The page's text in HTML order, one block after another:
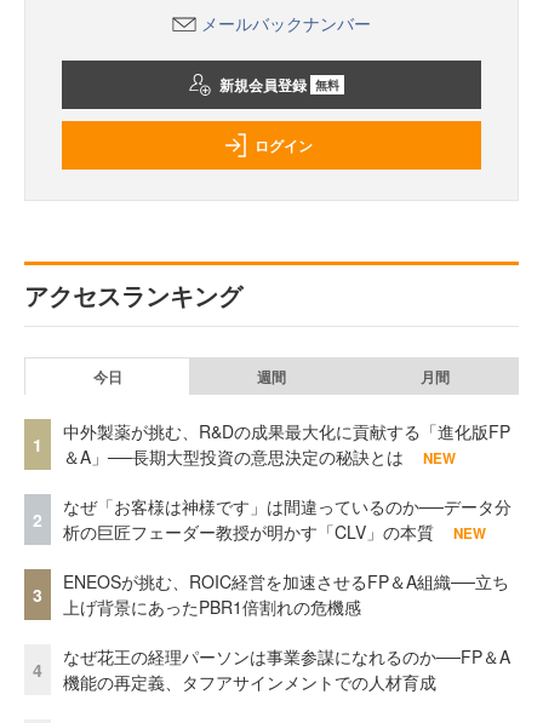
メールバックナンバー
新規会員登録 無料
ログイン
アクセスランキング
今日 週間 月間
1
中外製薬が挑む、R&Dの成果最大化に貢献する「進化版FP
＆A」──長期大型投資の意思決定の秘訣とは
NEW
2
なぜ「お客様は神様です」は間違っているのか──データ分
析の巨匠フェーダー教授が明かす「CLV」の本質
NEW
3
ENEOSが挑む、ROIC経営を加速させるFP＆A組織──立ち
上げ背景にあったPBR1倍割れの危機感
4
なぜ花王の経理パーソンは事業参謀になれるのか──FP＆A
機能の再定義、タフアサインメントでの人材育成